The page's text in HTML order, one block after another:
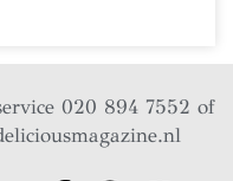
020 894 7552 of